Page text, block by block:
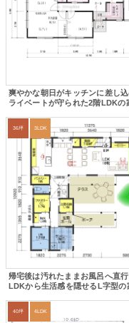
爽やかな朝日がキッチンに差し
ライベートが守られた2階LDKの
36坪 3LDK
帰宅後は汚れたままお風呂へ直
LDKから生活感を隠せるL字型の
40坪 4LDK